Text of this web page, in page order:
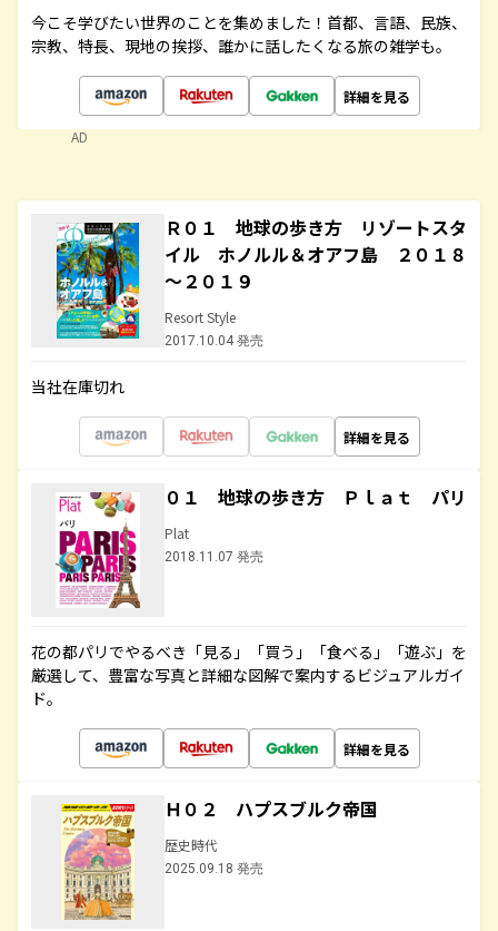
今こそ学びたい世界のことを集めました！首都、言語、民族、
宗教、特長、現地の挨拶、誰かに話したくなる旅の雑学も。
詳細を見る
AD
Ｒ０１ 地球の歩き方 リゾートスタ
イル ホノルル＆オアフ島 ２０１８
～２０１９
Resort Style
2017.10.04 発売
当社在庫切れ
詳細を見る
０１ 地球の歩き方 Ｐｌａｔ パリ
Plat
2018.11.07 発売
花の都パリでやるべき「見る」「買う」「食べる」「遊ぶ」を
厳選して、豊富な写真と詳細な図解で案内するビジュアルガイ
ド。
詳細を見る
Ｈ０２ ハプスブルク帝国
歴史時代
2025.09.18 発売